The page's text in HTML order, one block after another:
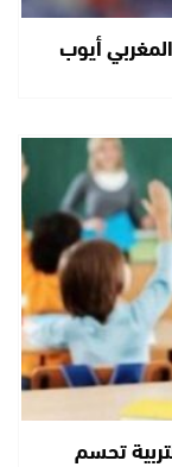
أيوب
وزارة التربية تحسم